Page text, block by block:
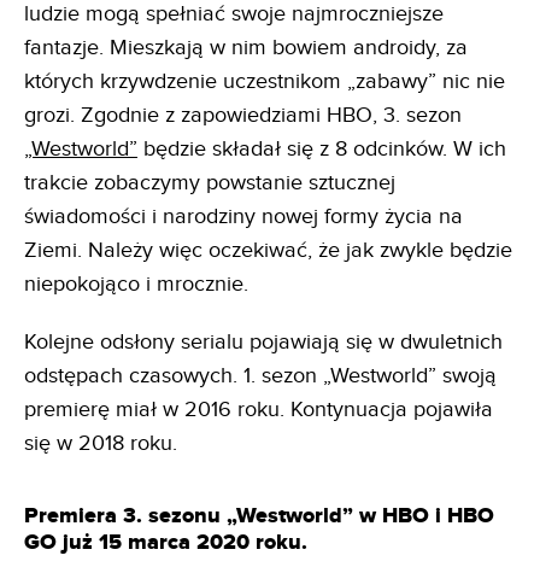
ludzie mogą spełniać swoje najmroczniejsze
fantazje. Mieszkają w nim bowiem androidy, za
których krzywdzenie uczestnikom „zabawy” nic nie
grozi. Zgodnie z zapowiedziami HBO, 3. sezon
„Westworld” będzie składał się z 8 odcinków. W ich
trakcie zobaczymy powstanie sztucznej
świadomości i narodziny nowej formy życia na
Ziemi. Należy więc oczekiwać, że jak zwykle będzie
niepokojąco i mrocznie.
Kolejne odsłony serialu pojawiają się w dwuletnich
odstępach czasowych. 1. sezon „Westworld” swoją
premierę miał w 2016 roku. Kontynuacja pojawiła
się w 2018 roku.
Premiera 3. sezonu „Westworld” w HBO i HBO
GO już 15 marca 2020 roku.